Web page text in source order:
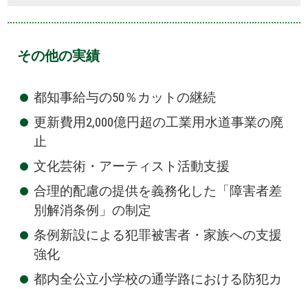
その他の実績
都知事給与の50％カットの継続
更新費用2,000億円超の工業用水道事業の廃
止
文化芸術・アーティスト活動支援
合理的配慮の提供を義務化した「障害者差
別解消条例」の制定
条例新設による犯罪被害者・家族への支援
強化
都内全公立小学校の通学路における防犯カ